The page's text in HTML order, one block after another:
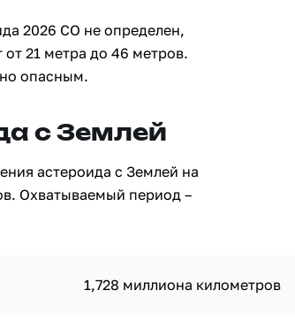
2026 CO не определен,
от 21 метра до 46 метров.
опасным.
с Землей
астероида с Землей на
Охватываемый период –
1,728 миллиона километров